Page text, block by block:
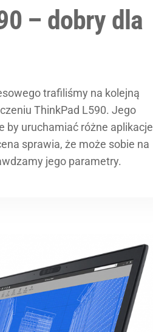
– dobry dla
trafiliśmy na kolejną
ThinkPad L590. Jego
by uruchamiać różne aplikacje
sprawia, że może sobie na
jego parametry.